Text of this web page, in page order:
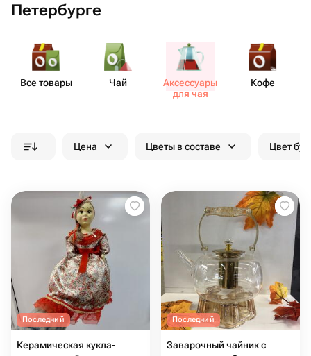
Петербурге
Все товары Чай
Аксе​ссуары
для чая
Кофе
Цена Цветы в составе Цвет
Последний
Керамическая кукла-
Последний
Заварочный чайник с